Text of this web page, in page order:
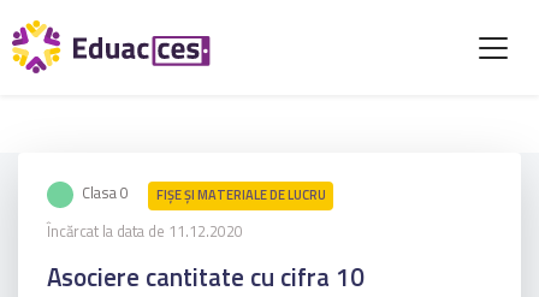
Clasa 0 FIŞE ŞI MATERIALE DE LUCRU
Încărcat la data de 11.12.2020
Asociere cantitate cu cifra 10